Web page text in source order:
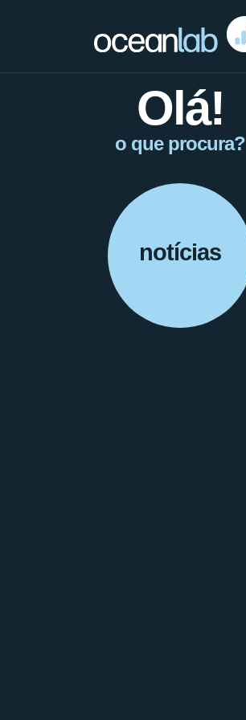
Olá!
o que procura?
notícias